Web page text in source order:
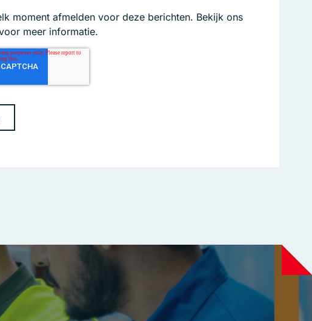
moment afmelden voor deze berichten. Bekijk ons
meer informatie.